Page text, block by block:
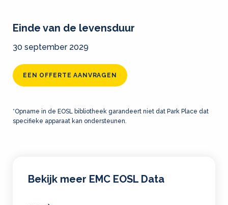
Einde van de levensduur
30 september 2029
EEN OFFERTE AANVRAGEN
*Opname in de EOSL bibliotheek garandeert niet dat Park Place dat
specifieke apparaat kan ondersteunen.
Bekijk meer EMC EOSL Data